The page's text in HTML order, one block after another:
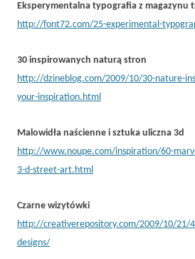
Eksperymentalna typografia z magazynu
http://font72.com/25-experimental-
30 inspirowanych naturą stron
http://dzineblog.com/2009/10/30-nature-
your-inspiration.html
Malowidła naścienne i sztuka uliczna 3d
http://www.noupe.com/inspiration/60-
3-d-street-art.html
Czarne wizytówki
http://creativerepository.com/2009/10/21/
designs/